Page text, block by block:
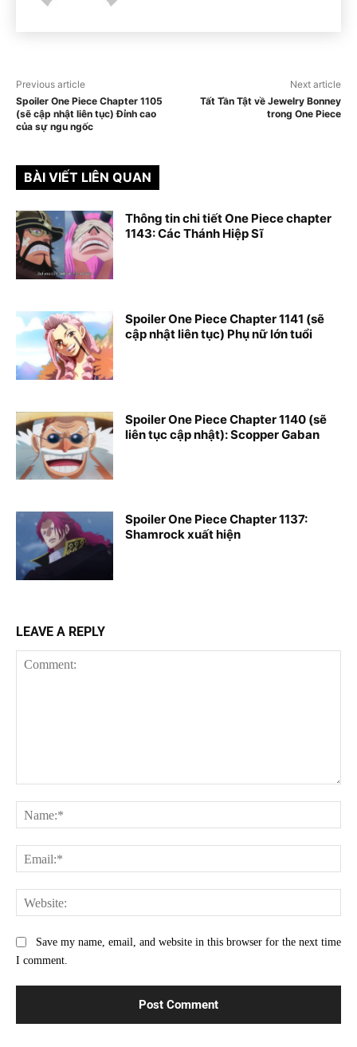
Previous article
Spoiler One Piece Chapter 1105
(sẽ cập nhật liên tục) Đỉnh cao
của sự ngu ngốc
Next article
Tất Tần Tật về Jewelry Bonney
trong One Piece
BÀI VIẾT LIÊN QUAN
Thông tin chi tiết One Piece chapter
1143: Các Thánh Hiệp Sĩ
Spoiler One Piece Chapter 1141 (sẽ
cập nhật liên tục) Phụ nữ lớn tuổi
Spoiler One Piece Chapter 1140 (sẽ
liên tục cập nhật): Scopper Gaban
Spoiler One Piece Chapter 1137:
Shamrock xuất hiện
LEAVE A REPLY
Save my name, email, and website in this browser for the next time
I comment.